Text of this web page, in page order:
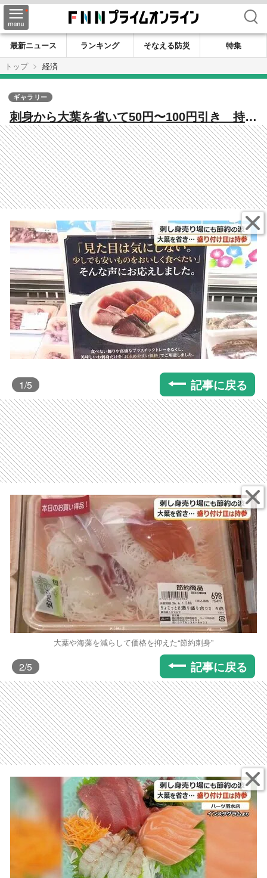
検索
最新ニュース ランキング そなえる防災
特集
トップ
経済
刺身から大葉を省いて50円〜100円引き 持参
した皿にも盛り付けOK 福井市のスーパー
が“節約の波”への対応で売り上げもアップ
ギャラリー
1/5 記事に戻る
大葉や海藻を減らして価格を抑えた“節約刺身”
2/5 記事に戻る